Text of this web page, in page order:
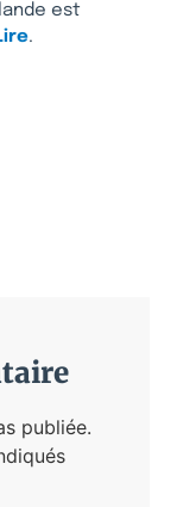
est
.
publiée.